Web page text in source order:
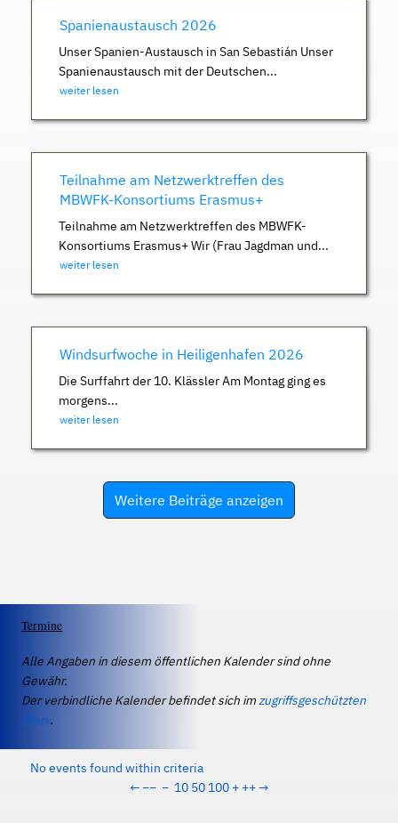
Spanienaustausch 2026
Unser Spanien-Austausch in San Sebastián Unser
Spanienaustausch mit der Deutschen...
weiter lesen
Teilnahme am Netzwerktreffen des
MBWFK-Konsortiums Erasmus+
Teilnahme am Netzwerktreffen des MBWFK-
Konsortiums Erasmus+ Wir (Frau Jagdman und...
weiter lesen
Windsurfwoche in Heiligenhafen 2026
Die Surffahrt der 10. Klässler Am Montag ging es
morgens...
weiter lesen
Weitere Beiträge anzeigen
Termine
Alle Angaben in diesem öffentlichen Kalender sind ohne
Gewähr.
Der verbindliche Kalender befindet sich imzugriffsgeschützten
IServ.
No events found within criteria
← −− − 10 50 100 + ++→